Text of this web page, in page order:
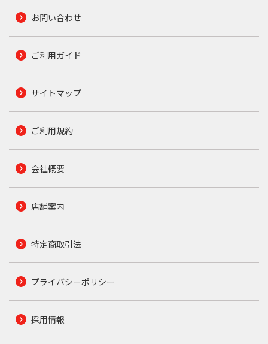
お問い合わせ
ご利用ガイド
サイトマップ
ご利用規約
会社概要
店舗案内
特定商取引法
プライバシーポリシー
採用情報